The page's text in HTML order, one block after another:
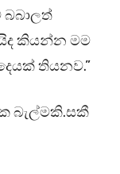
බබාලත්
කියන්න මම
තියනව.”
බැල්මකි.සකී